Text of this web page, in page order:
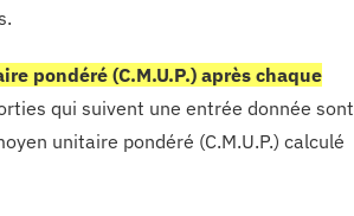
pondéré (C.M.U.P.) après chaque
qui suivent une entrée donnée sont
unitaire pondéré (C.M.U.P.) calculé